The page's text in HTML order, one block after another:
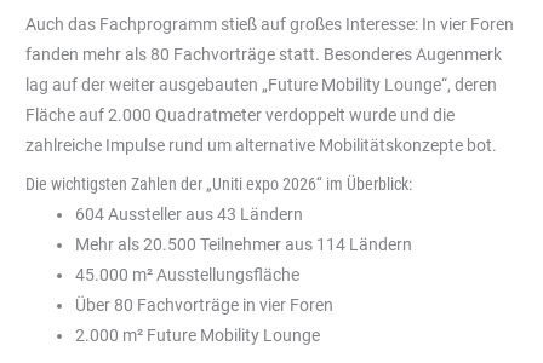
Auch das Fachprogramm stieß auf großes Interesse: In vier Foren
fanden mehr als 80 Fachvorträge statt. Besonderes Augenmerk
lag auf der weiter ausgebauten „Future Mobility Lounge“, deren
Fläche auf 2.000 Quadratmeter verdoppelt wurde und die
zahlreiche Impulse rund um alternative Mobilitätskonzepte bot.
Die wichtigsten Zahlen der „Uniti expo 2026“ im Überblick:
604 Aussteller aus 43 Ländern
Mehr als 20.500 Teilnehmer aus 114 Ländern
45.000 m² Ausstellungsfläche
Über 80 Fachvorträge in vier Foren
2.000 m² Future Mobility Lounge